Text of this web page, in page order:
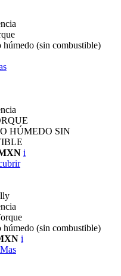
húmedo (sin combustible)
HÚMEDO SIN
i
húmedo (sin combustible)
i